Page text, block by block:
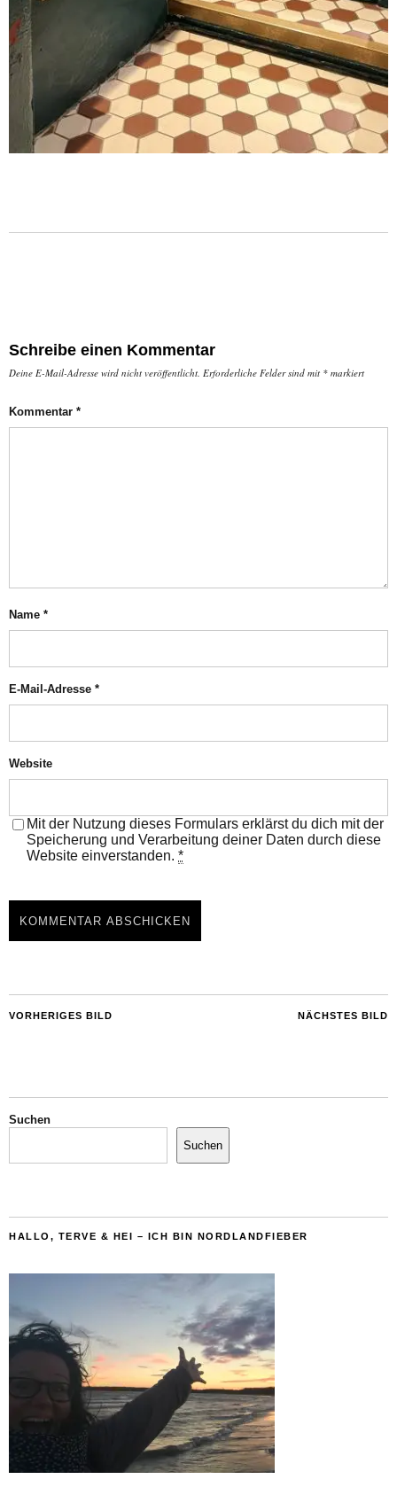
Schreibe einen Kommentar
Deine E-Mail-Adresse wird nicht veröffentlicht. Erforderliche Felder sind mit * markiert
Kommentar *
Name *
E-Mail-Adresse *
Website
Mit der Nutzung dieses Formulars erklärst du dich mit der
Speicherung und Verarbeitung deiner Daten durch diese
Website einverstanden. *
NÄCHSTES BILD
VORHERIGES BILD
Suchen
Suchen
HALLO, TERVE & HEI – ICH BIN NORDLANDFIEBER